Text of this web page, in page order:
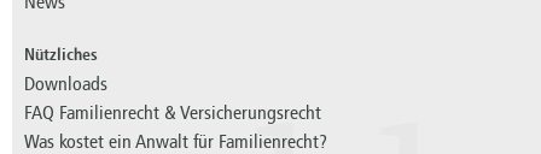
Nützliches
Downloads
FAQ Familienrecht & Versicherungsrecht
Was kostet ein Anwalt für Familienrecht?